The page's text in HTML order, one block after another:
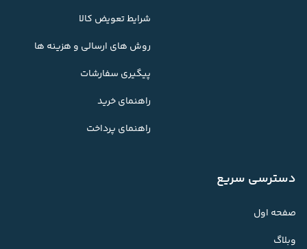
شرایط تعویض کالا
روش های ارسالی و هزینه ها
پیگیری سفارشات
راهنمای خرید
راهنمای پرداخت
دسترسی سریع
صفحه اول
وبلاگ